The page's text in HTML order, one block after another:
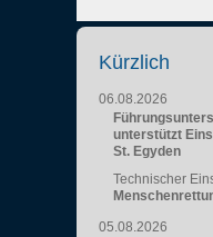
Kürzlich
06.08.2026
unterstützt
St. Egyden
Technischer
05.08.2026